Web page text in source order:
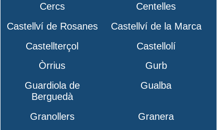
Cercs
Centelles
Castellví de Rosanes
Castellví de la Marca
Castellterçol
Castellolí
Òrrius
Gurb
Guardiola de
Berguedà
Gualba
Granollers
Granera